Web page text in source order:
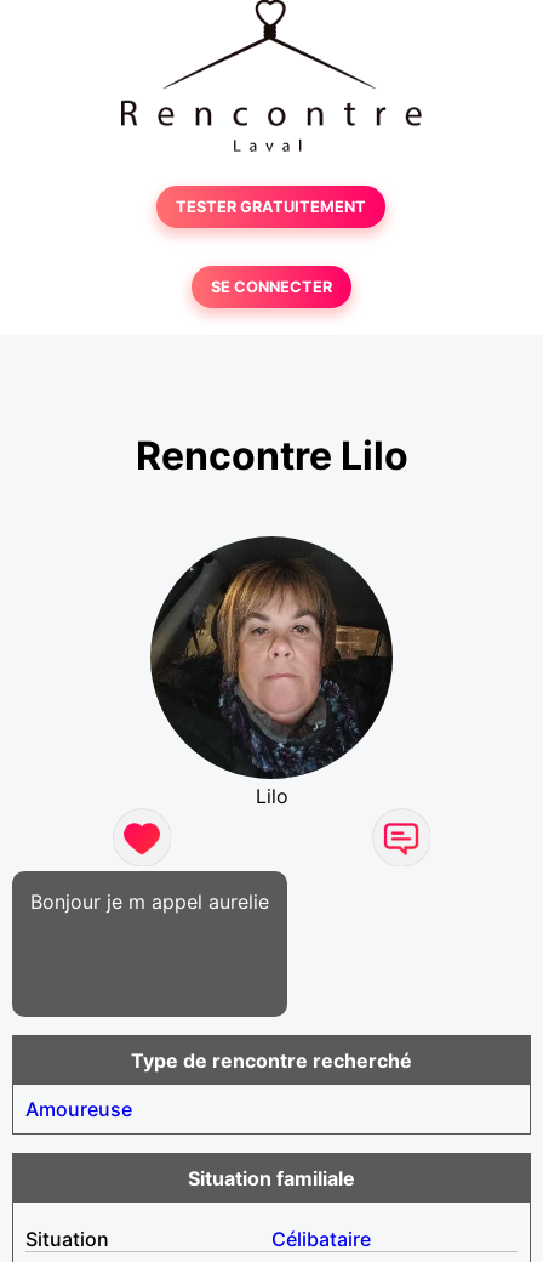
TESTER GRATUITEMENT
SE CONNECTER
Rencontre Lilo
Lilo
Bonjour je m appel aurelie
Type de rencontre recherché
Amoureuse
Situation familiale
Situation
Célibataire